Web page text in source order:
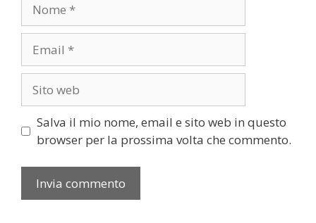
web
Salva il mio nome, email e sito web in questo
browser per la prossima volta che commento.